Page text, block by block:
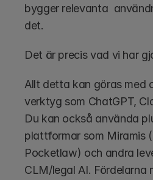
bygger relevanta
det.
Det är precis vad vi har
Allt detta kan göras med
verktyg som ChatGPT,
Du kan också använda
plattformar som Miramis
Pocketlaw) och andra
CLM/legal AI. Fördelarna